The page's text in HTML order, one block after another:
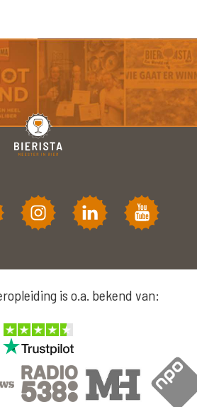
is o.a. bekend van: